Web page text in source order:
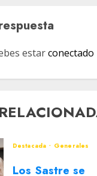
estarconectado
Destacada Generales
Los Sastre se